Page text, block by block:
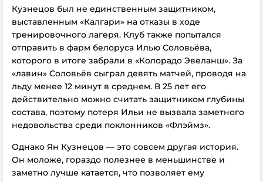
Кузнецов был не единственным защитником,
выставленным «Калгари» на отказы в ходе
тренировочного лагеря. Клуб также попытался
отправить в фарм белоруса Илью Соловьёва,
которого в итоге забрали в «Колорадо Эвеланш». За
«лавин» Соловьёв сыграл девять матчей, проводя на
льду менее 12 минут в среднем. В 25 лет его
действительно можно считать защитником глубины
состава, поэтому потеря Ильи не вызвала заметного
недовольства среди поклонников «Флэймз».
Однако Ян Кузнецов — это совсем другая история.
Он моложе, гораздо полезнее в меньшинстве и
заметно лучше катается, что позволяет ему